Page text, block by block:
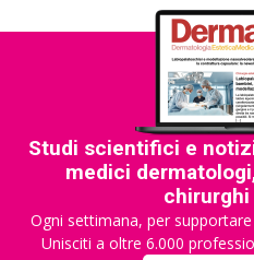
Studi scientifici e
medici
Ogni settimana, per
Unisciti a oltre 6.000